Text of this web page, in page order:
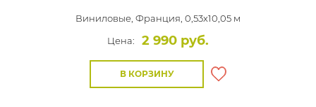
Виниловые, Франция, 0,53x10,05 м
Цена:
2 990 руб.
В КОРЗИНУ